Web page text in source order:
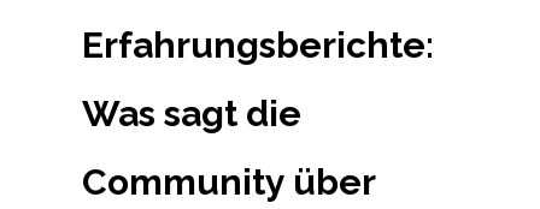
Erfahrungsberichte:
Was sagt die
Community über